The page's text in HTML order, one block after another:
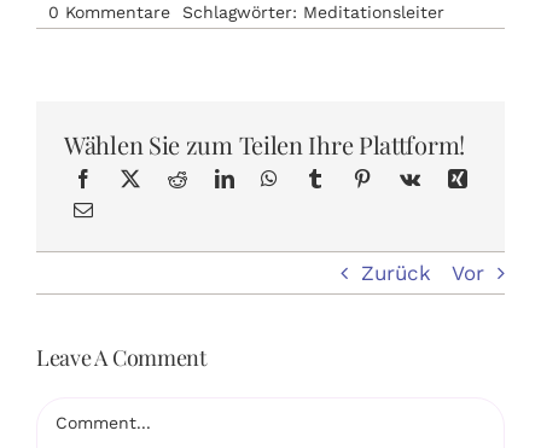
0 Kommentareon
2024
Berlin
Schlagwörter: Meditationsleiter
Wählen Sie zum Teilen Ihre Plattform!
Zurück Vor
Leave A Comment
Comment